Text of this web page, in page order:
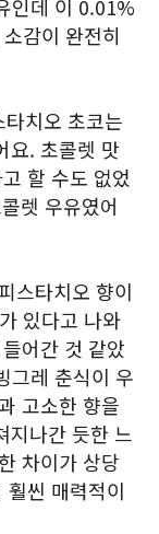
인데 이 0.01%
감이 완전히
치오 초코는
요. 초콜렛 맛
할 수도 없었
렛 우유였어
스타치오 향이
있다고 나와
어간 것 같았
그레 춘식이 우
고소한 향을
지나간 듯한 느
차이가 상당
씬 매력적이